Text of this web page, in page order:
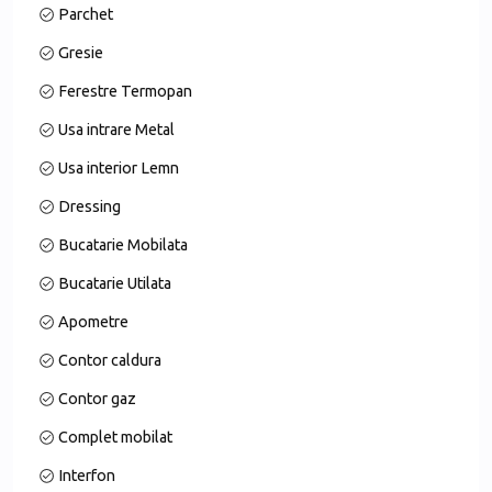
Cuptor cu microunde
Aragaz
Veselă inclusă la momentul închirierii
Instant pentru apă caldă
Uscător de rufe
Piața Muncii (M1)
Autobuze: stații STB în apropiere (~1–4 minute pe jos)
104 – Piața Operei – Titan
Parchet
Gresie
Ferestre Termopan
Usa intrare Metal
Usa interior Lemn
Dressing
Bucatarie Mobilata
Bucatarie Utilata
Apometre
Contor caldura
Contor gaz
Complet mobilat
Interfon